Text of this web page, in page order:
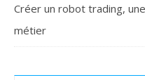
Créer un robot trading,
métier